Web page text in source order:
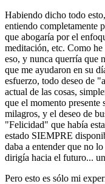
Habiendo dicho todo
entiendo completamente
que abogaría por el
meditación, etc. Como
eso, y nunca querría que
que me ayudaron en su
esfuerzo, todo deseo de
actual de las cosas,
que el momento
milagros, y el deseo de
"Felicidad" que había
estado SIEMPRE
daba a entender que no
dirigía hacia el futuro...
Pero esto es sólo mi